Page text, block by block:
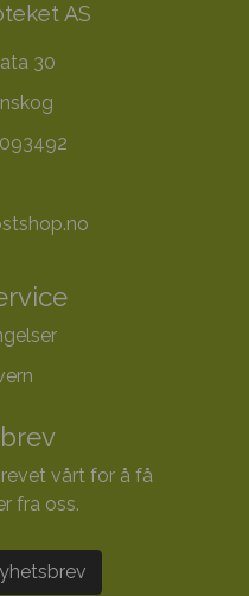
AS
30
vårt for å få
fra oss.